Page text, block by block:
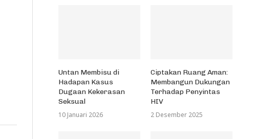
Untan Membisu di
Hadapan Kasus
Dugaan Kekerasan
Seksual
10 Januari 2026
Ciptakan Ruang Aman:
Membangun Dukungan
Terhadap Penyintas
HIV
2 Desember 2025